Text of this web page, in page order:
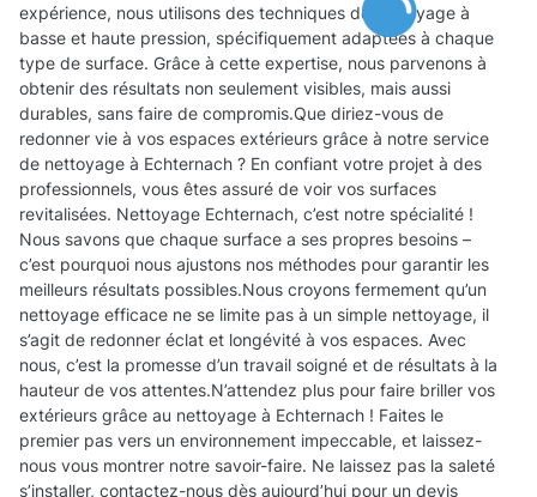
expérience, nous utilisons des techniques de nettoyage à
basse et haute pression, spécifiquement adaptées à chaque
type de surface. Grâce à cette expertise, nous parvenons à
obtenir des résultats non seulement visibles, mais aussi
durables, sans faire de compromis.Que diriez-vous de
redonner vie à vos espaces extérieurs grâce à notre service
de nettoyage à Echternach ? En confiant votre projet à des
professionnels, vous êtes assuré de voir vos surfaces
revitalisées. Nettoyage Echternach, c’est notre spécialité !
Nous savons que chaque surface a ses propres besoins –
c’est pourquoi nous ajustons nos méthodes pour garantir les
meilleurs résultats possibles.Nous croyons fermement qu’un
nettoyage efficace ne se limite pas à un simple nettoyage, il
s’agit de redonner éclat et longévité à vos espaces. Avec
nous, c’est la promesse d’un travail soigné et de résultats à la
hauteur de vos attentes.N’attendez plus pour faire briller vos
extérieurs grâce au nettoyage à Echternach ! Faites le
premier pas vers un environnement impeccable, et laissez-
nous vous montrer notre savoir-faire. Ne laissez pas la saleté
s’installer, contactez-nous dès aujourd’hui pour un devis